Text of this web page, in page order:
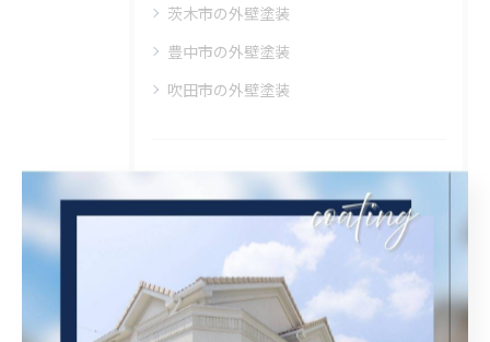
茨木市の外壁塗装
豊中市の外壁塗装
吹田市の外壁塗装
最近の投稿
Recent
2026/08/06